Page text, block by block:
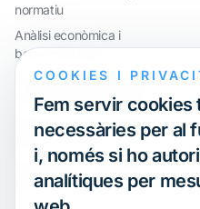
normatiu
Anàlisi econòmica i
benchmarkings
Compliment internacional i
reorganització de grups
Defensa davant inspeccions i
litigis
Valoracions i operacions
financeres
COOKIES I
Fem servir cookies
necessàries per al
i, només si ho
analítiques per